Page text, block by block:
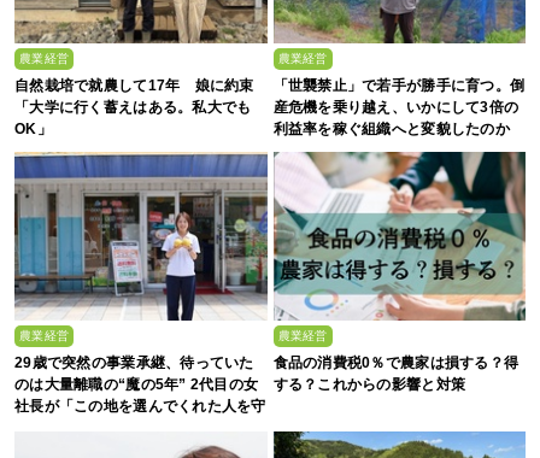
農業経営
自然栽培で就農して17年 娘に約束
「大学に行く蓄えはある。私大でも
OK」
農業経営
「世襲禁止」で若手が勝手に育つ。倒
産危機を乗り越え、いかにして3倍の
利益率を稼ぐ組織へと変貌したのか
農業経営
29歳で突然の事業承継、待っていた
のは大量離職の“魔の5年” 2代目の女
社長が「この地を選んでくれた人を守
農業経営
食品の消費税0％で農家は損する？得
する？これからの影響と対策